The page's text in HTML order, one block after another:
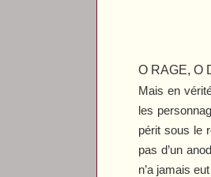
O RAGE, O
Mais en
les
périt sous le
pas d’un
n’a jamais